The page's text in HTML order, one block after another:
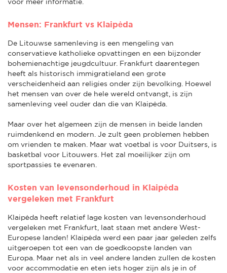
Mensen: Frankfurt vs Klaipėda
De Litouwse samenleving is een mengeling van
conservatieve katholieke opvattingen en een bijzonder
bohemienachtige jeugdcultuur. Frankfurt daarentegen
heeft als historisch immigratieland een grote
verscheidenheid aan religies onder zijn bevolking. Hoewel
het mensen van over de hele wereld ontvangt, is zijn
samenleving veel ouder dan die van Klaipėda.
Maar over het algemeen zijn de mensen in beide landen
ruimdenkend en modern. Je zult geen problemen hebben
om vrienden te maken. Maar wat voetbal is voor Duitsers, is
basketbal voor Litouwers. Het zal moeilijker zijn om
sportpassies te evenaren.
Kosten van levensonderhoud in Klaipėda
vergeleken met Frankfurt
Klaipėda heeft relatief lage kosten van levensonderhoud
vergeleken met Frankfurt, laat staan met andere West-
Europese landen! Klaipėda werd een paar jaar geleden zelfs
uitgeroepen tot een van de goedkoopste landen van
Europa. Maar net als in veel andere landen zullen de kosten
voor accommodatie en eten iets hoger zijn als je in of